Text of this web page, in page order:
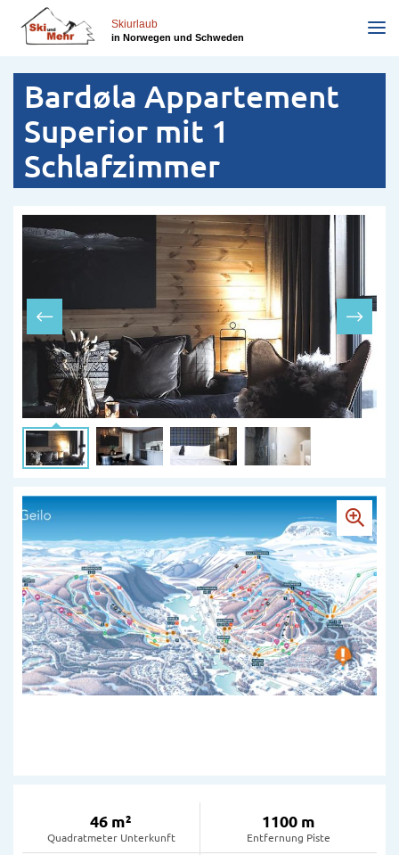
zum
Inhalt
Skiurlaub
in Norwegen und Schweden
Bardøla Appartement
Superior mit 1
Schlafzimmer
46 m²
Quadratmeter Unterkunft
1100 m
Entfernung Piste